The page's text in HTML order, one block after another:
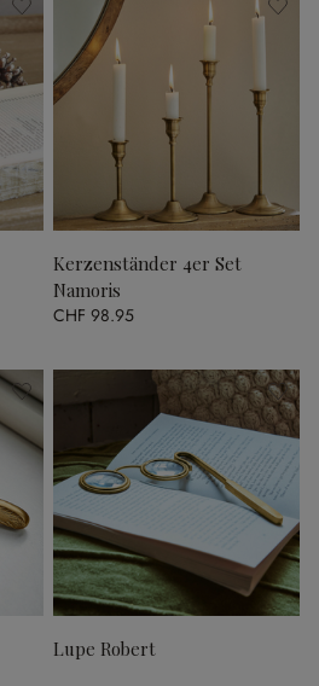
Kerzenständer 4er Set
Namoris
CHF 98.95
Lupe Robert